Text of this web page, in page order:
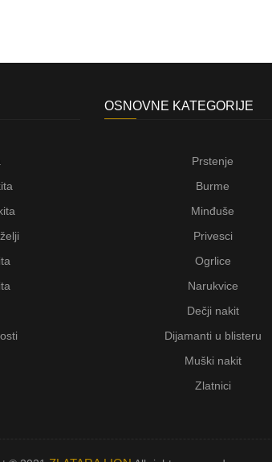
OSNOVNE KATEGORIJE
Prstenje
Burme
Minđuše
Privesci
Ogrlice
Narukvice
Dečji nakit
Dijamanti u blisteru
Muški nakit
Zlatnici